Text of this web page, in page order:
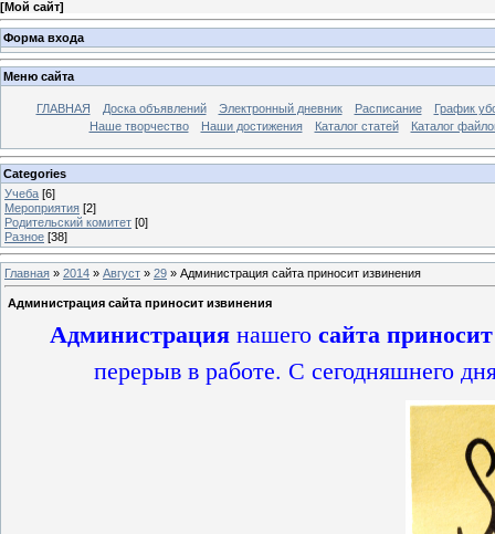
[Мой сайт]
Форма входа
Меню сайта
ГЛАВНАЯ Доска объявлений Электронный дневник Расписание
График
Наше творчество
Наши достижения Каталог статей Каталог
Categories
Учеба [6]
Мероприятия [2]
Родительский комитет [0]
Разное [38]
Главная » 2014 » Август » 29 » Администрация сайта приносит извинения
Администрация сайта приносит извинения
Администрациянашего сайтаприносит
перерыв в работе. С сегодняшнего